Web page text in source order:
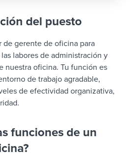
del puesto
de gerente de oficina para
labores de administración y
nuestra oficina. Tu función es
de trabajo agradable,
de efectividad organizativa,
funciones de un